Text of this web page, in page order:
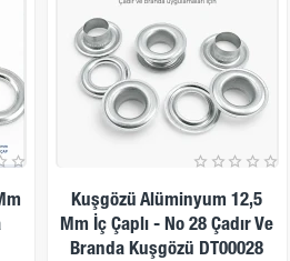
Kuşgözü Alüminyum 12,5
Mm İç Çaplı - No 28 Çadır Ve
Branda Kuşgözü DT00028